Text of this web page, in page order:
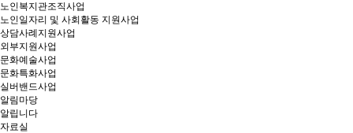
노인복지관조직사업
노인일자리 및 사회활동 지원사업
상담사례지원사업
외부지원사업
문화예술사업
문화특화사업
실버밴드사업
알림마당
알립니다
자료실